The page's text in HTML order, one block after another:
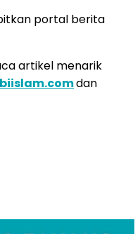
portal berita
artikel menarik
dan